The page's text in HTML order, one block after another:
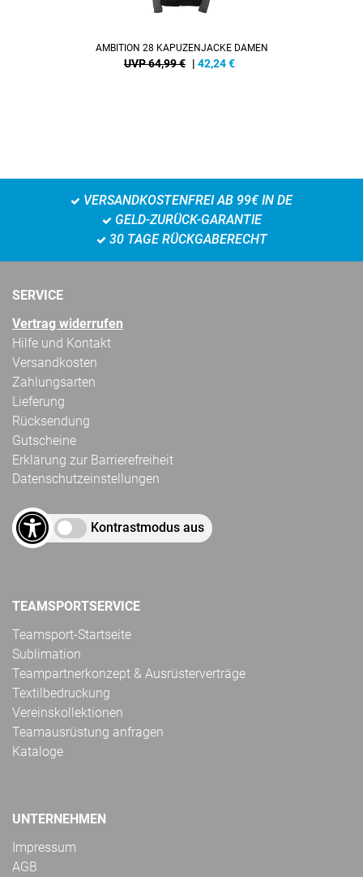
AMBITION 28 KAPUZENJACKE DAMEN
UVP 64,99 € | 42,24€
VERSANDKOSTENFREI AB 99€ IN DE
GELD-ZURÜCK-GARANTIE
30 TAGE RÜCKGABERECHT
SERVICE
Vertrag widerrufen
Hilfe und Kontakt
Versandkosten
Zahlungsarten
Lieferung
Rücksendung
Gutscheine
Erklärung zur Barrierefreiheit
Datenschutzeinstellungen
Kontrastmodus aus
TEAMSPORTSERVICE
Teamsport-Startseite
Sublimation
Teampartnerkonzept & Ausrüsterverträge
Textilbedruckung
Vereinskollektionen
Teamausrüstung anfragen
Kataloge
UNTERNEHMEN
Impressum
AGB